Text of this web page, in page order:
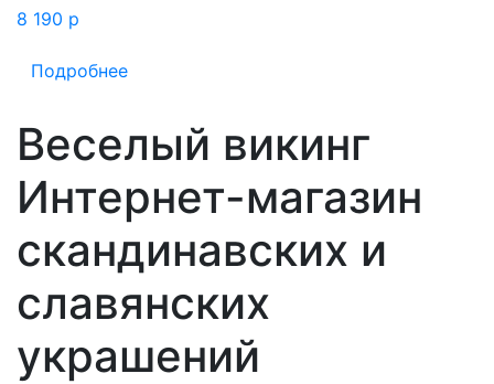
8 190 p
Подробнее
Веселый викинг
Интернет-магазин
скандинавских и
славянских
украшений